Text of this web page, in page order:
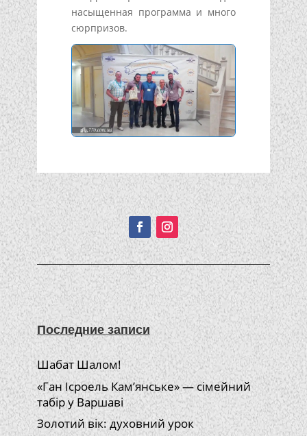
насыщенная программа и много
сюрпризов.
Подписывайтесь!
Последние записи
Шабат Шалом!
«Ган Ісроель Кам’янське» — сімейний
табір у Варшаві
Золотий вік: духовний урок